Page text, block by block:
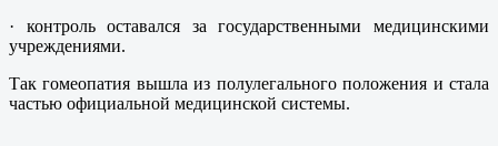
· контроль оставался за государственными медицинскими
учреждениями.
Так гомеопатия вышла из полулегального положения и стала
частью официальной медицинской системы.